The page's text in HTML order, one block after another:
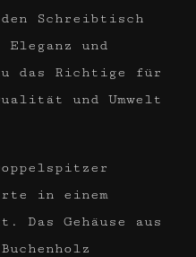
Schreibtisch
und
das Richtige für
und Umwelt
in einem
Das Gehäuse aus